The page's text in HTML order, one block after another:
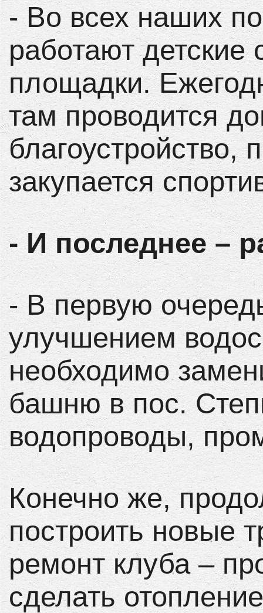
- Во всех наших
работают детские
площадки.
там проводится
благоустройство,
закупается
- И последнее –
- В первую
улучшением
необходимо
башню в пос.
водопроводы,
Конечно же,
построить новые
ремонт клуба –
сделать